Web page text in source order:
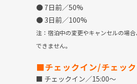
● 7日前／50%
● 3日前／100%
注：宿泊中の変更やキャンセルの場
できません。
■チェックイン/チェッ
■ チェックイン／15:00〜